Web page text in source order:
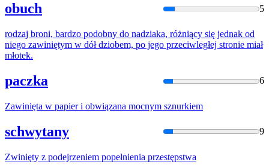
obuch 5
rodzaj broni, bardzo podobny do nadziaka, różniący się jednak od
niego zawiniętym w dół dziobem, po jego przeciwległej stronie miał
młotek.
paczka 6
Zawinięta w papier i obwiązana mocnym sznurkiem
schwytany 9
Zwinięty z podejrzeniem popełnienia przestępstwa